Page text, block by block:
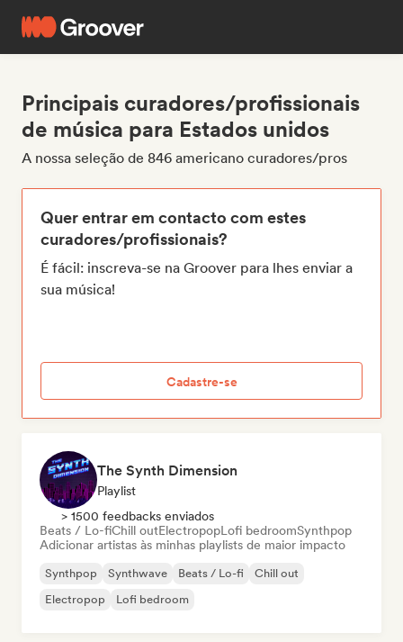
Principais curadores/profissionais
de música para Estados unidos
A nossa seleção de 846 americano curadores/pros
Quer entrar em contacto com estes
curadores/profissionais?
É fácil: inscreva-se na Groover para lhes enviar a
sua música!
Cadastre-se
The Synth Dimension
Playlist
> 1500 feedbacks enviados
Beats / Lo-fiChill outElectropopLofi bedroomSynthpop
Adicionar artistas às minhas playlists de maior impacto
Synthpop Synthwave Beats / Lo-fi
Chill out
Electropop
Lofi bedroom